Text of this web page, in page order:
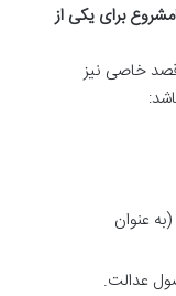
برای یکی از
قصد خاصی نیز
عنوان
عدالت.